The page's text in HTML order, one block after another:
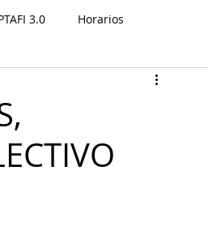
3.0 Horarios